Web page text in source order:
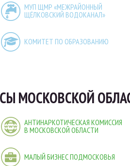
МУП ЩМР «МЕЖРАЙОННЫЙ
ЩЁЛКОВСКИЙ ВОДОКАНАЛ»
КОМИТЕТ ПО ОБРАЗОВАНИЮ
МОСКОВСКОЙ
АНТИНАРКОТИЧЕСКАЯ КОМИССИЯ
В МОСКОВСКОЙ ОБЛАСТИ
МАЛЫЙ БИЗНЕС ПОДМОСКОВЬЯ